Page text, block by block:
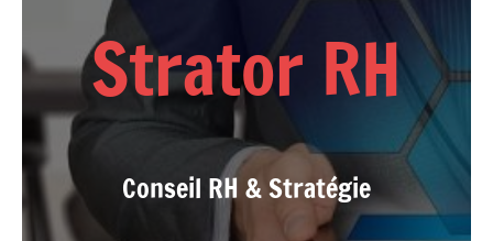
Strator RH
Conseil RH & Stratégie